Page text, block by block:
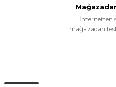
İnternetten
mağazadan